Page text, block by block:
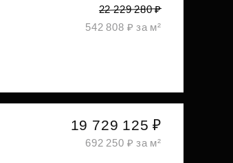
22 229 280 ₽
542 808 ₽ за м²
19 729 125 ₽
692 250 ₽ за м²